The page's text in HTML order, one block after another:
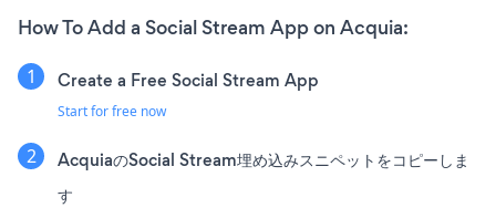
How To Add a Social Stream App on Acquia:
Create a Free Social Stream App
Start for free now
AcquiaのSocial Stream埋め込みスニペットをコピーしま
す